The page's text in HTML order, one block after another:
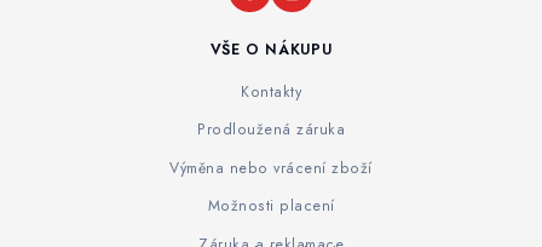
VŠE O NÁKUPU
Kontakty
Prodloužená záruka
Výměna nebo vrácení zboží
Možnosti placení